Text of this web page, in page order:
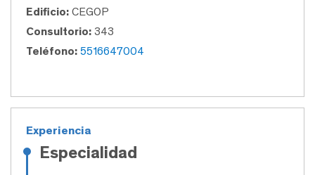
Edificio: CEGOP
Consultorio: 343
Teléfono: 5516647004
Experiencia
Especialidad